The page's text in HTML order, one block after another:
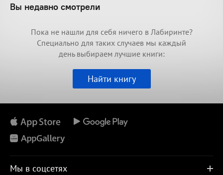
Вы недавно смотрели
Пока не нашли для себя ничего в Лабиринте?
Специально для таких случаев мы каждый
день выбираем лучшие книги:
Найти книгу
Мы в соцсетях